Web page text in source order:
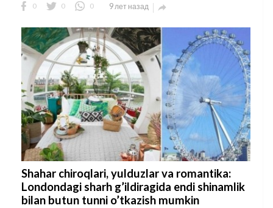
0 0 0 9 лет назад 
Shahar chiroqlari, yulduzlar va romantika:
Londondagi sharh g’ildiragida endi shinamlik
bilan butun tunni o’tkazish mumkin